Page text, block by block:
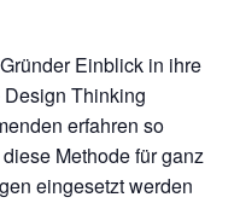
Einblick in ihre
Thinking
erfahren so
Methode für ganz
eingesetzt werden